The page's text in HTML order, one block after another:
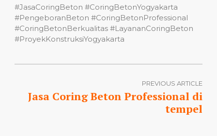
#JasaCoringBeton #CoringBetonYogyakarta
#PengeboranBeton #CoringBetonProfessional
#CoringBetonBerkualitas #LayananCoringBeton
#ProyekKonstruksiYogyakarta
PREVIOUS ARTICLE
Jasa Coring Beton Professional di
tempel